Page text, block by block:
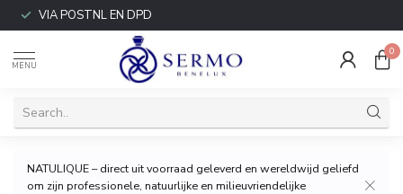
VIA POSTNL EN DPD
MENU
0
NATULIQUE – direct uit voorraad geleverd en wereldwijd geliefd
om zijn professionele, natuurlijke en milieuvriendelijke